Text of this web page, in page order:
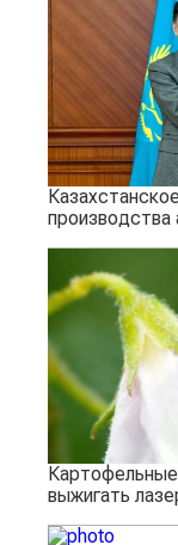
производства
выжигать